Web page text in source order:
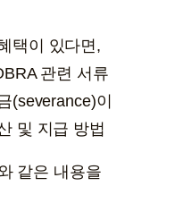
택이 있다면,
관련 서류
(severance)이
및 지급 방법
같은 내용을